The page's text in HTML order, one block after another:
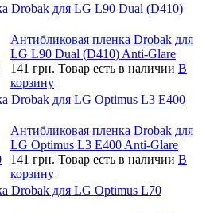
Drobak для LG L90 Dual (D410)
Антибликовая пленка Drobak для
LG L90 Dual (D410) Anti-Glare
141 грн. Товар есть в наличии В
корзину
Drobak для LG Optimus L3 E400
Антибликовая пленка Drobak для
LG Optimus L3 E400 Anti-Glare
141 грн. Товар есть в наличии В
корзину
Drobak для LG Optimus L70